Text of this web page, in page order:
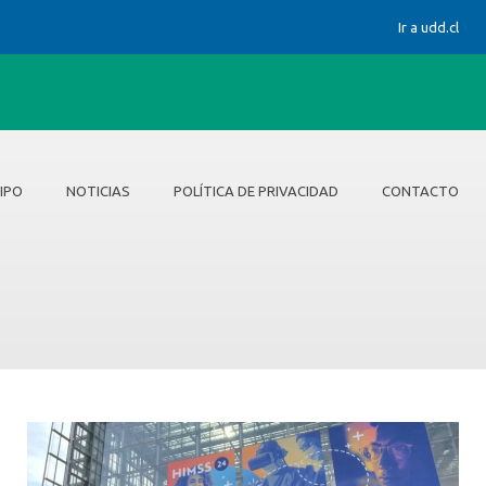
Ir a udd.cl
NOTICIAS POLÍTICA DE PRIVACIDAD CONTACTO